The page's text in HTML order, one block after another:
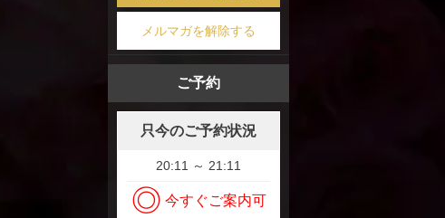
メルマガを解除する
ご予約
只今のご予約状況
20:11 ～ 21:11
◎ 今すぐご案内可